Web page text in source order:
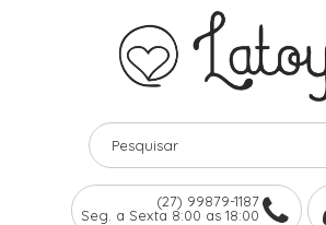
(27) 99879-1187
Seg. a Sexta 8:00 as 18:00